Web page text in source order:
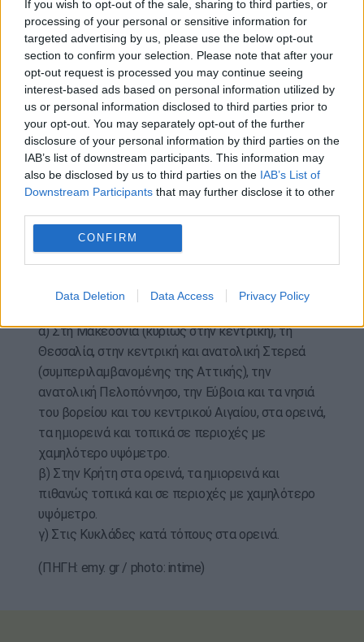
If you wish to opt-out of the sale, sharing to third parties, or
processing of your personal or sensitive information for
targeted advertising by us, please use the below opt-out
section to confirm your selection. Please note that after your
opt-out request is processed you may continue seeing
interest-based ads based on personal information utilized by
us or personal information disclosed to third parties prior to
your opt-out. You may separately opt-out of the further
disclosure of your personal information by third parties on the
IAB’s list of downstream participants. This information may
also be disclosed by us to third parties on the IAB’s List of
Downstream Participants that may further disclose it to other
CONFIRM
Data Deletion Data Access Privacy Policy
(συμπεριλαμβανομένης της Αττικής), την
ανατολική Πελοπόννησο, την Εύβοια και πιθανώς
πρόσκαιρα στα νησιά του βορείου Αιγαίου, στα
ορεινά και ημιορεινά και τοπικά σε περιοχές με
χαμηλότερο υψόμετρο.
β) Στα ορεινά και ημιορεινά της Κρήτης.
Την Παρασκευή (21-02-25)
α) Στη Μακεδονία (κυρίως την κεντρική), τη
Θεσσαλία, την κεντρική και ανατολική Στερεά
(συμπεριλαμβανομένης της Αττικής), την
πρόσκαιρα στα νησιά του βορείου Αιγαίου, στα
ορεινά και ημιορεινά και τοπικά σε περιοχές με
β) Στα ορεινά και ημιορεινά της Κρήτης.
α) Στη Μακεδονία (κυρίως στην κεντρική), τη
Θεσσαλία, στην κεντρική και ανατολική Στερεά
(συμπεριλαμβανομένης της Αττικής), την
ανατολική Πελοπόννησο, την Εύβοια και τα νησιά
του βορείου και του κεντρικού Αιγαίου, στα ορεινά,
τα ημιορεινά και τοπικά σε περιοχές με
χαμηλότερο υψόμετρο.
β) Στην Κρήτη στα ορεινά, τα ημιορεινά και
πιθανώς τοπικά και σε περιοχές με χαμηλότερο
υψόμετρο.
γ) Στις Κυκλάδες κατά τόπους στα ορεινά.
(ΠΗΓΗ: emy. gr / photo: intime)